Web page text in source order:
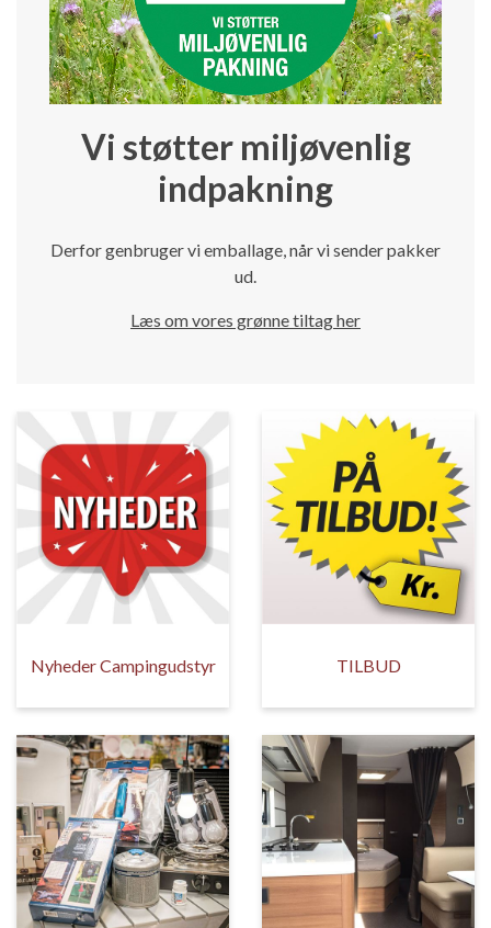
Vi støtter miljøvenlig
indpakning
Derfor genbruger vi emballage, når vi sender pakker
ud.
Læs om vores grønne tiltag her
Nyheder Campingudstyr TILBUD